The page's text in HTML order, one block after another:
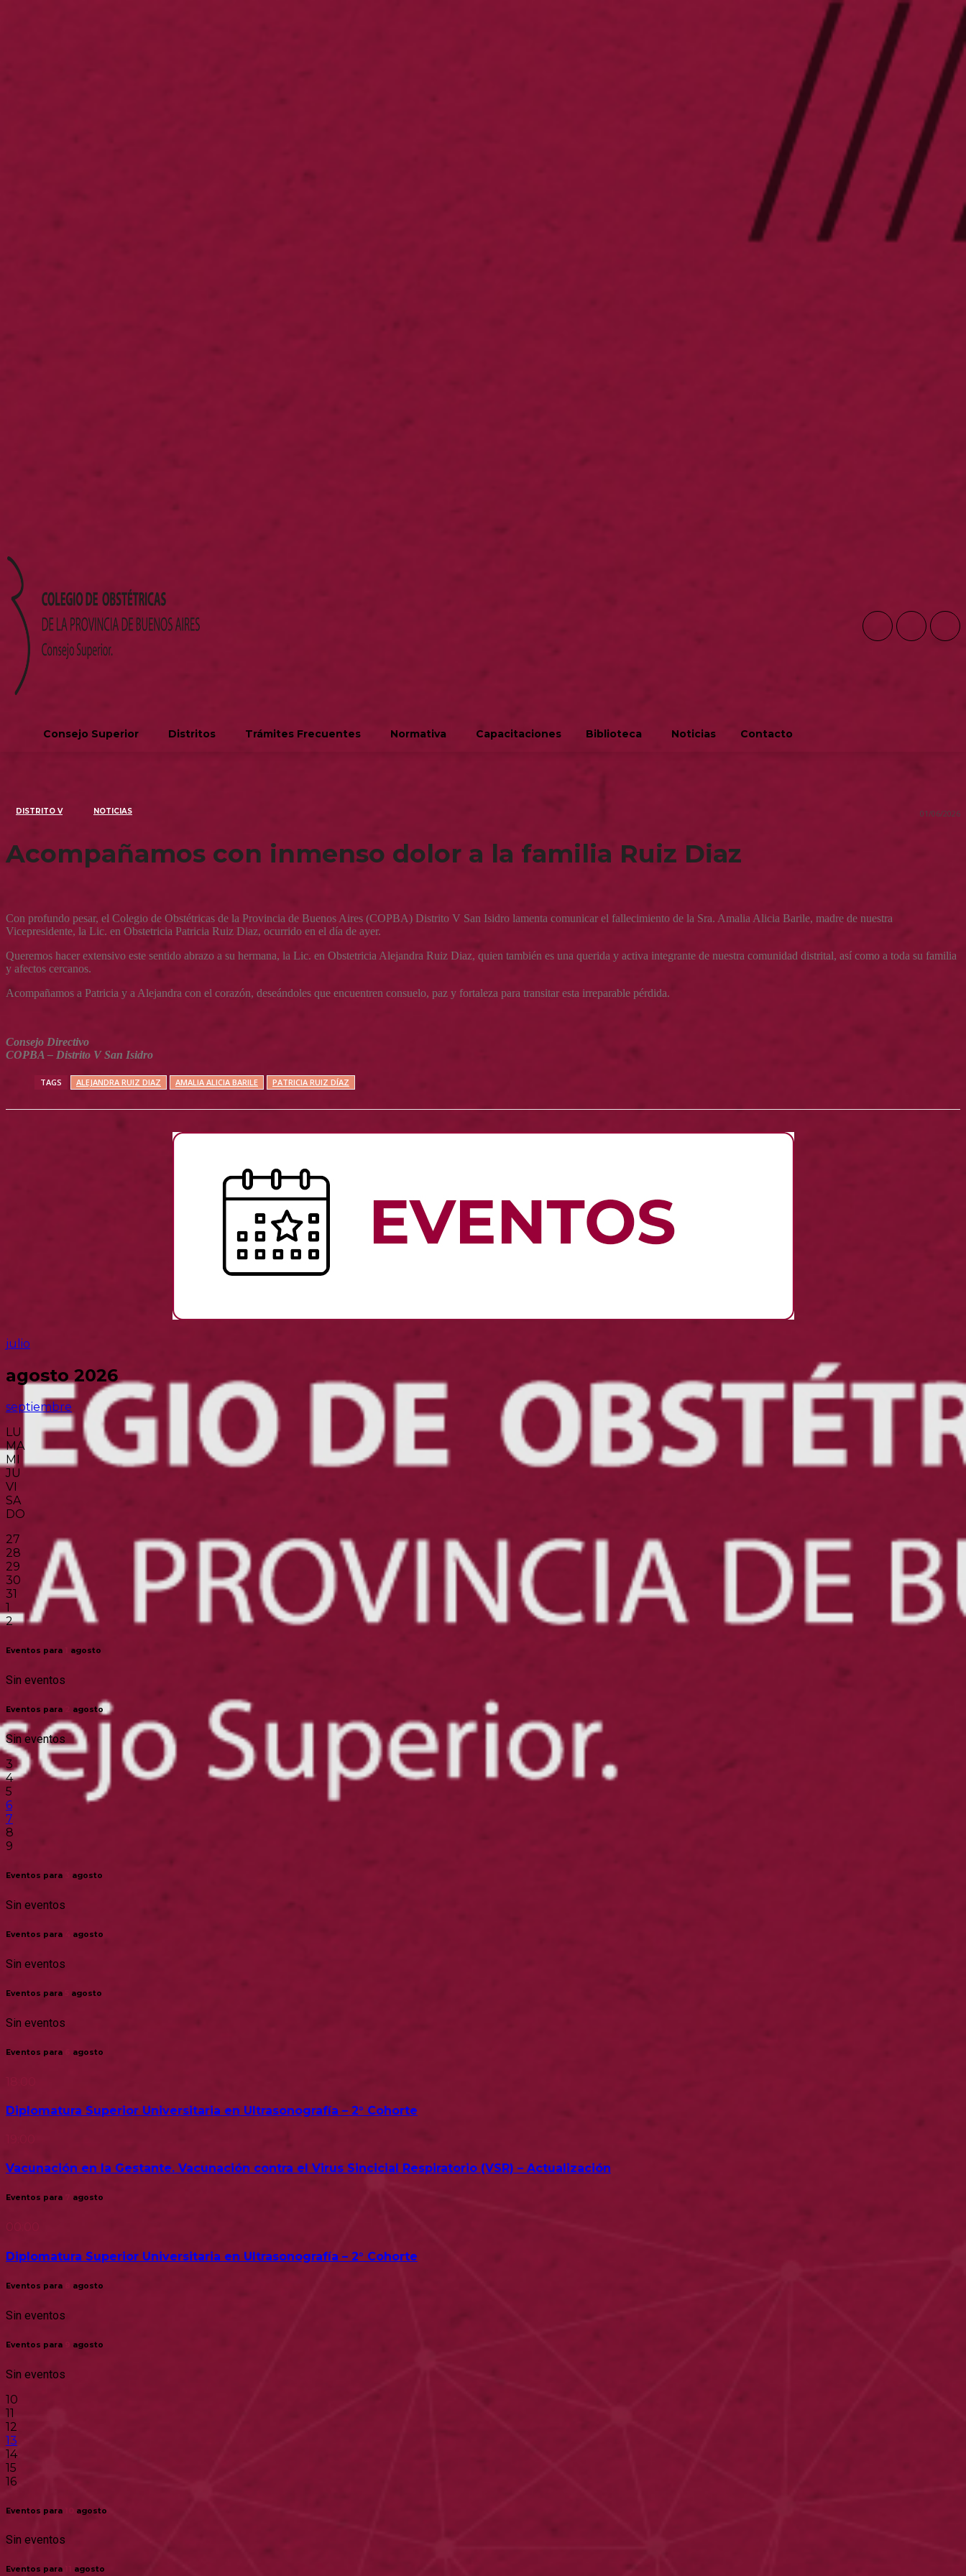
Consejo Superior Distritos Trámites Frecuentes Normativa Capacitaciones Biblioteca Noticias Contacto
DISTRITO V NOTICIAS 01/06/2026
Acompañamos con inmenso dolor a la familia Ruiz Diaz
Con profundo pesar, el Colegio de Obstétricas de la Provincia de Buenos Aires (COPBA) Distrito V San Isidro lamenta comunicar el fallecimiento de la Sra. Amalia Alicia Barile, madre de nuestra
Vicepresidente, la Lic. en Obstetricia Patricia Ruiz Diaz, ocurrido en el día de ayer.
Queremos hacer extensivo este sentido abrazo a su hermana, la Lic. en Obstetricia Alejandra Ruiz Diaz, quien también es una querida y activa integrante de nuestra comunidad distrital, así como a toda su familia
y afectos cercanos.
Acompañamos a Patricia y a Alejandra con el corazón, deseándoles que encuentren consuelo, paz y fortaleza para transitar esta irreparable pérdida.
Consejo Directivo
COPBA – Distrito V San Isidro
TAGS ALEJANDRA RUIZ DIAZ AMALIA ALICIA BARILE PATRICIA RUIZ DÍAZ
julio
agosto 2026
septiembre
LU
MA
MI
JU
VI
SA
DO
27
28
29
30
31
1
2
Eventos para agosto
Sin eventos
Eventos para agosto
Sin eventos
3
4
5
6
7
8
9
Eventos para agosto
Sin eventos
Eventos para agosto
Sin eventos
Eventos para agosto
Sin eventos
Eventos para agosto
Diplomatura Superior Universitaria en Ultrasonografía – 2° Cohorte
Vacunación en la Gestante. Vacunación contra el Virus Sincicial Respiratorio (VSR) – Actualización
Eventos para agosto
00:00
Diplomatura Superior Universitaria en Ultrasonografía – 2° Cohorte
Eventos para agosto
Sin eventos
Eventos para agosto
Sin eventos
10
11
12
13
14
15
16
Eventos para 10 agosto
Sin eventos
Eventos para agosto